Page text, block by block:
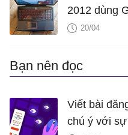
2012 dùng
20/04
Bạn nên đọc
Viết bài
chú ý với